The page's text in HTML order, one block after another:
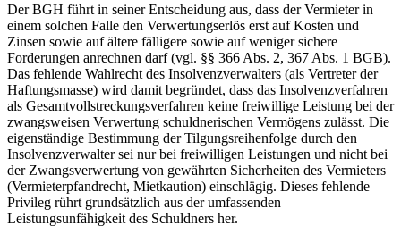
Der BGH führt in seiner Entscheidung aus, dass der Vermieter in
einem solchen Falle den Verwertungserlös erst auf Kosten und
Zinsen sowie auf ältere fälligere sowie auf weniger sichere
Forderungen anrechnen darf (vgl. §§ 366 Abs. 2, 367 Abs. 1 BGB).
Das fehlende Wahlrecht des Insolvenzverwalters (als Vertreter der
Haftungsmasse) wird damit begründet, dass das Insolvenzverfahren
als Gesamtvollstreckungsverfahren keine freiwillige Leistung bei der
zwangsweisen Verwertung schuldnerischen Vermögens zulässt. Die
eigenständige Bestimmung der Tilgungsreihenfolge durch den
Insolvenzverwalter sei nur bei freiwilligen Leistungen und nicht bei
der Zwangsverwertung von gewährten Sicherheiten des Vermieters
(Vermieterpfandrecht, Mietkaution) einschlägig. Dieses fehlende
Privileg rührt grundsätzlich aus der umfassenden
Leistungsunfähigkeit des Schuldners her.